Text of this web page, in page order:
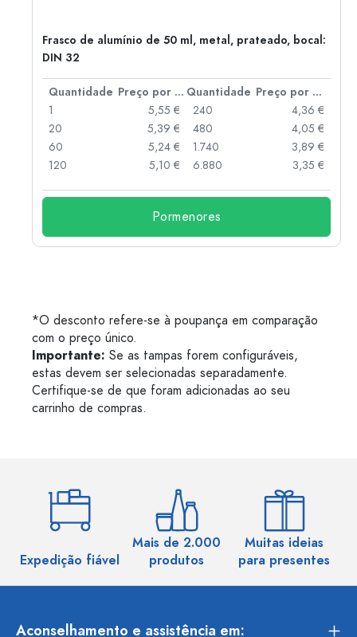
Frasco de alumínio de 50 ml, metal, prateado, bocal:
DIN 32
Quantidade Preço por peça Quantidade
Preço por peça
1
5,55 €
20
5,39 €
60
5,24 €
120
5,10 €
240
4,36 €
480
4,05 €
1.740
3,89 €
6.880
3,35 €
Pormenores
*O desconto refere-se à poupança em comparação
com o preço único.
Importante: Se as tampas forem configuráveis,
estas devem ser selecionadas separadamente.
Certifique-se de que foram adicionadas ao seu
carrinho de compras.
Expedição fiável
Mais de 2.000
produtos
Muitas ideias
para presentes
Aconselhamento e assistência em: